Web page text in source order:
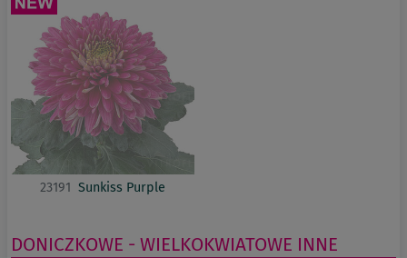
23191 Sunkiss Purple
DONICZKOWE - WIELKOKWIATOWE INNE